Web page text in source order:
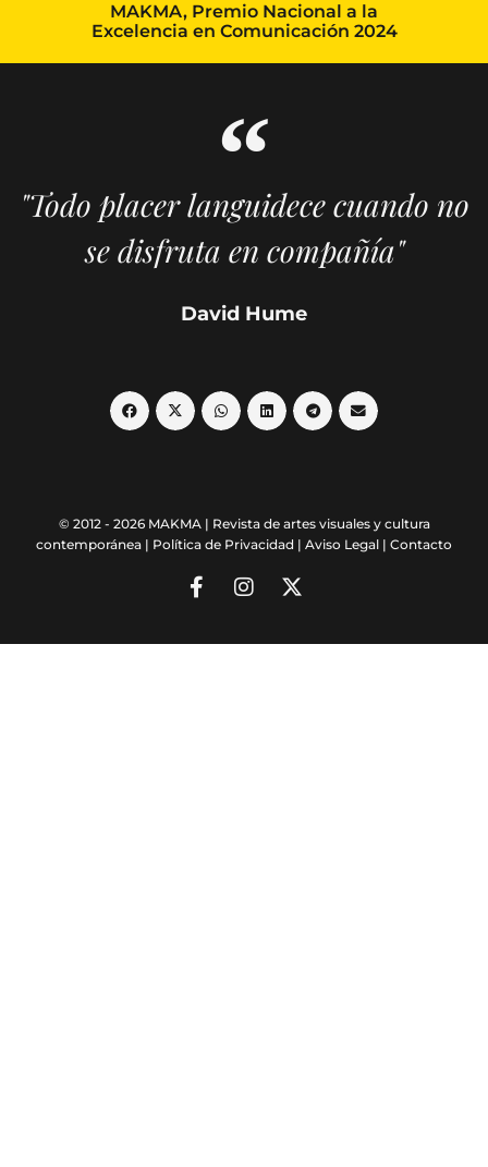
MAKMA, Premio Nacional a la
Excelencia en Comunicación 2024
"Todo placer languidece cuando no
se disfruta en compañía"
David Hume
© 2012 - 2026 MAKMA | Revista de artes visuales y cultura
contemporánea | Política de Privacidad | Aviso Legal | Contacto